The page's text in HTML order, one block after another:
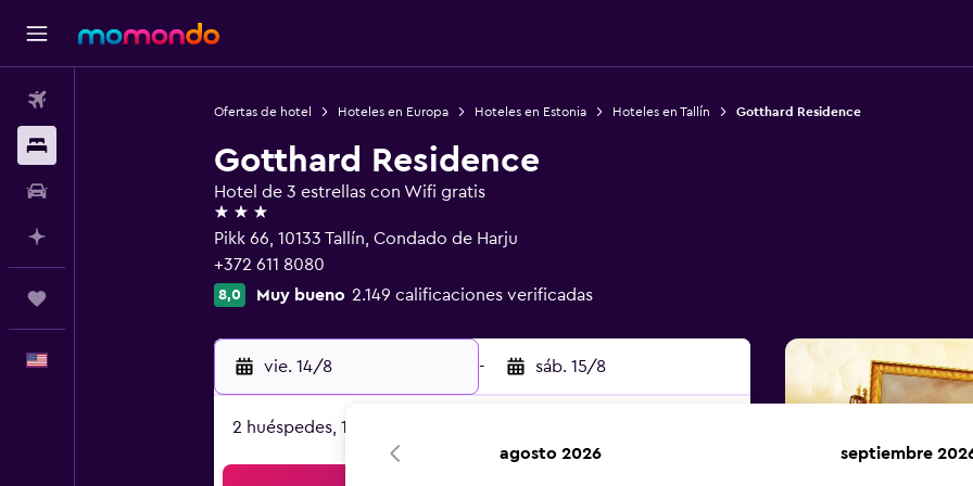
Ofertas de hotel Hoteles en Europa Hoteles en Estonia Hoteles en Tallín Gotthard Residence
Gotthard Residence
Hotel de 3 estrellas con Wifi gratis
3 estrellas
Pikk 66, 10133 Tallín, Condado de Harju
+372 611 8080
8,0 Muy bueno 2.149 calificaciones verificadas
vie. 14/8 - sáb. 15/8
2 huéspedes, 1 habitación
agosto 2026 septiembre